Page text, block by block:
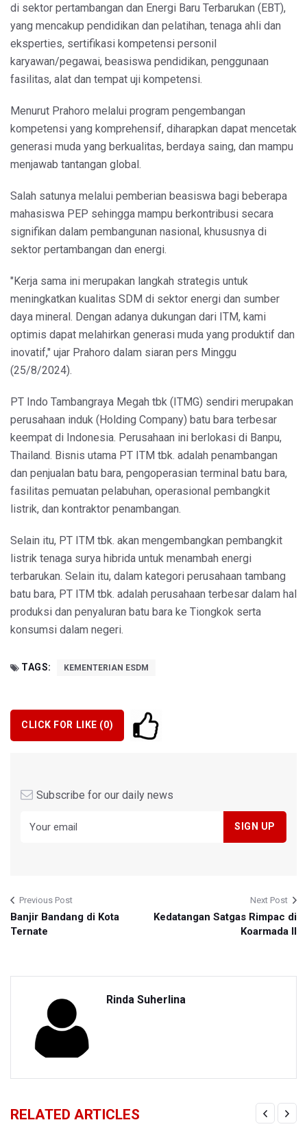
di sektor pertambangan dan Energi Baru Terbarukan (EBT),
yang mencakup pendidikan dan pelatihan, tenaga ahli dan
eksperties, sertifikasi kompetensi personil
karyawan/pegawai, beasiswa pendidikan, penggunaan
fasilitas, alat dan tempat uji kompetensi.
Menurut Prahoro melalui program pengembangan
kompetensi yang komprehensif, diharapkan dapat mencetak
generasi muda yang berkualitas, berdaya saing, dan mampu
menjawab tantangan global.
Salah satunya melalui pemberian beasiswa bagi beberapa
mahasiswa PEP sehingga mampu berkontribusi secara
signifikan dalam pembangunan nasional, khususnya di
sektor pertambangan dan energi.
"Kerja sama ini merupakan langkah strategis untuk
meningkatkan kualitas SDM di sektor energi dan sumber
daya mineral. Dengan adanya dukungan dari ITM, kami
optimis dapat melahirkan generasi muda yang produktif dan
inovatif," ujar Prahoro dalam siaran pers Minggu
(25/8/2024).
PT Indo Tambangraya Megah tbk (ITMG) sendiri merupakan
perusahaan induk (Holding Company) batu bara terbesar
keempat di Indonesia. Perusahaan ini berlokasi di Banpu,
Thailand. Bisnis utama PT ITM tbk. adalah penambangan
dan penjualan batu bara, pengoperasian terminal batu bara,
fasilitas pemuatan pelabuhan, operasional pembangkit
listrik, dan kontraktor penambangan.
Selain itu, PT ITM tbk. akan mengembangkan pembangkit
listrik tenaga surya hibrida untuk menambah energi
terbarukan. Selain itu, dalam kategori perusahaan tambang
batu bara, PT ITM tbk. adalah perusahaan terbesar dalam hal
produksi dan penyaluran batu bara ke Tiongkok serta
konsumsi dalam negeri.
TAGS: KEMENTERIAN ESDM
CLICK FOR LIKE (0)
Subscribe for our daily news
Previous Post
Banjir Bandang di Kota
Ternate
Next Post
Kedatangan Satgas Rimpac di
Koarmada II
Rinda Suherlina
RELATED ARTICLES